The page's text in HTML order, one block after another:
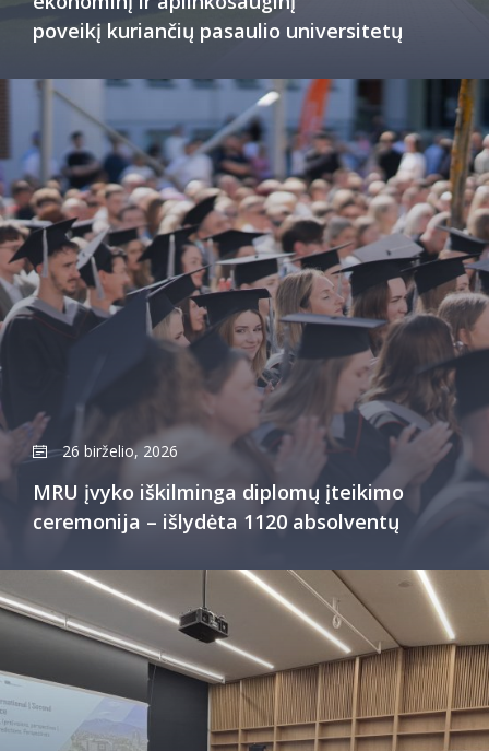
poveikį kuriančių pasaulio universitetų
26 birželio, 2026
MRU įvyko iškilminga diplomų įteikimo
ceremonija – išlydėta 1120 absolventų